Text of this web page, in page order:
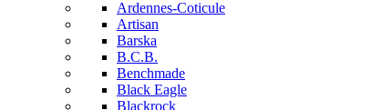
Ardennes-Coticule
Artisan
Barska
B.C.B.
Benchmade
Black Eagle
Blackrock